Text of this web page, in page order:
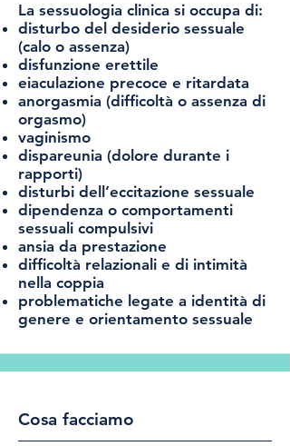
La sessuologia clinica si occupa di:
disturbo del desiderio sessuale
(calo o assenza)
disfunzione erettile
eiaculazione precoce e ritardata
anorgasmia (difficoltà o assenza di
orgasmo)
vaginismo
dispareunia (dolore durante i
rapporti)
disturbi dell’eccitazione sessuale
dipendenza o comportamenti
sessuali compulsivi
ansia da prestazione
difficoltà relazionali e di intimità
nella coppia
problematiche legate a identità di
genere e orientamento sessuale
Cosa facciamo